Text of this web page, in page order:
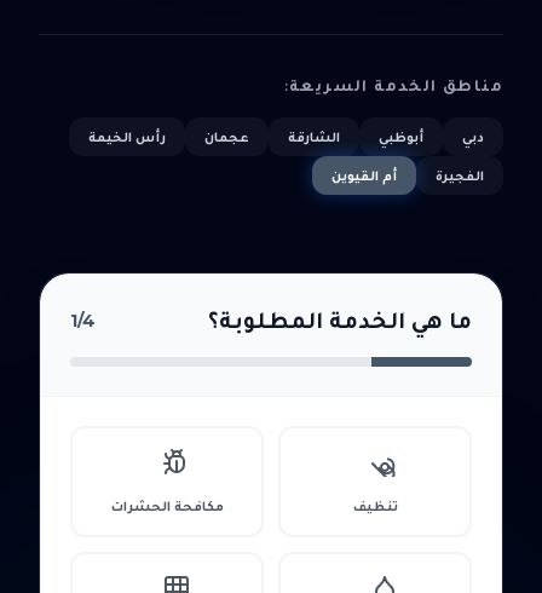
مناطق الخدمة السريعة:
دبي أبوظبي الشارقة عجمان رأس الخيمة
الفجيرة أم القيوين
ما هي الخدمة المطلوبة؟ 1/4
تنظيف مكافحة الحشرات